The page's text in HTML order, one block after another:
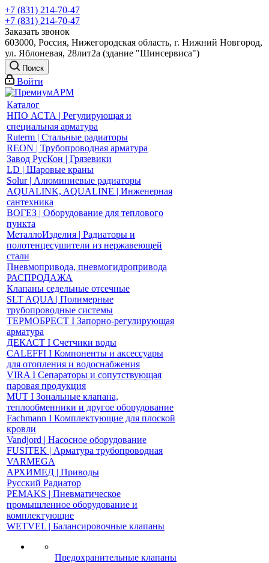
+7 (831) 214-70-47
+7 (831) 214-70-47
Заказать звонок
603000, Россия, Нижегородская область, г. Нижний Новгород,
ул. Яблоневая, 28лит2а (здание "Шинсервиса")
Поиск
Войти
Каталог
НПО АСТА | Регулирующая и
специальная арматура
Ruterm | Стальные радиаторы
REON | Трубопроводная арматура
Завод РусКон | Грязевики
LD | Шаровые краны
Solur | Алюминиевые радиаторы
AQUALINK, AQUALINE | Инженерная
сантехника
ВОГЕЗ | Оборудование для теплового
пункта
МеталлоИзделия | Радиаторы и
полотенцесушители из нержавеющей
стали
Пневмопривода, пневмогидропривода
РАСПРОДАЖА
Клапаны седельные отсечные
SLT AQUA | Полимерные
трубопроводные системы
ТЕРМОБРЕСТ І Запорно-регулирующая
арматура
ДЕКАСТ І Счетчики воды
CALEFFI І Компоненты и аксессуары
для отопления и водоснабжения
VIRA І Сепараторы и сопутствующая
паровая продукция
MUT І Зональные клапана,
теплообменники и другое оборудование
Fachmann І Комплектующие для плоской
кровли
Vandjord | Насосное оборудование
FUSITEK | Арматура трубопроводная
VARMEGA
АРХИМЕД | Приводы
Русский Радиатор
PEMAKS | Пневматическое
промышленное оборудование и
комплектующие
WETVEL | Балансировочные клапаны
Предохранительные клапаны